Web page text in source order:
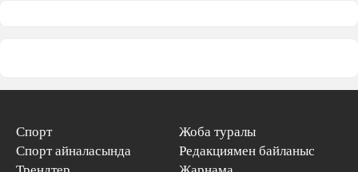
Спорт
Спорт айналасында
Жоба туралы
Редакциямен байланыс